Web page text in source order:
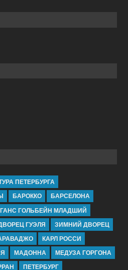
ПЕТЕРБУРГА
БАРОККО
БАРСЕЛОНА
ГАНС ГОЛЬБЕЙН МЛАДШИЙ
ГУЭЛЯ
ЗИМНИЙ ДВОРЕЦ
КАРЛ РОССИ
МАДОННА
МЕДУЗА ГОРГОНА
ПЕТЕРБУРГ